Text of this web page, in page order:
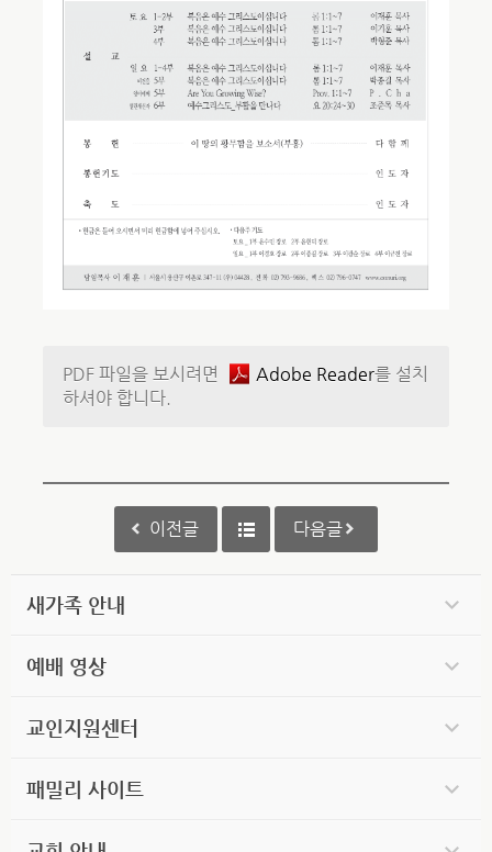
PDF 파일을 보시려면 Adobe Reader를 설치
하셔야 합니다.
이전글 다음글
새가족 안내
예배 영상
교인지원센터
패밀리 사이트